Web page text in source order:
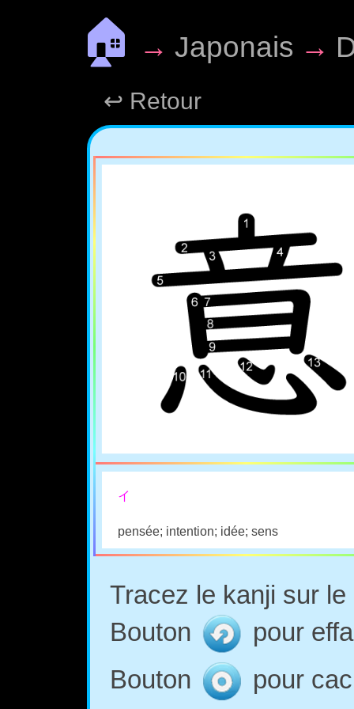
🏠 → Japonais →
↩ Retour
イ
pensée; intention; idée; sens
Tracez le kanji sur
Bouton
pour
Bouton
pour